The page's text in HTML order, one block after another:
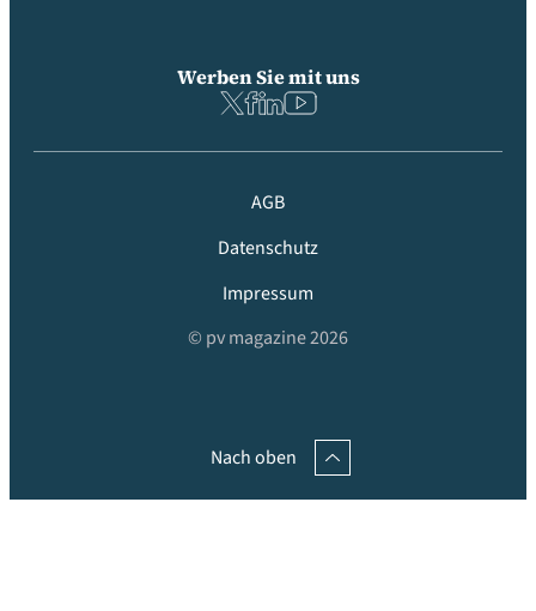
Werben Sie mit uns
AGB
Datenschutz
Impressum
© pv magazine 2026
Nach oben